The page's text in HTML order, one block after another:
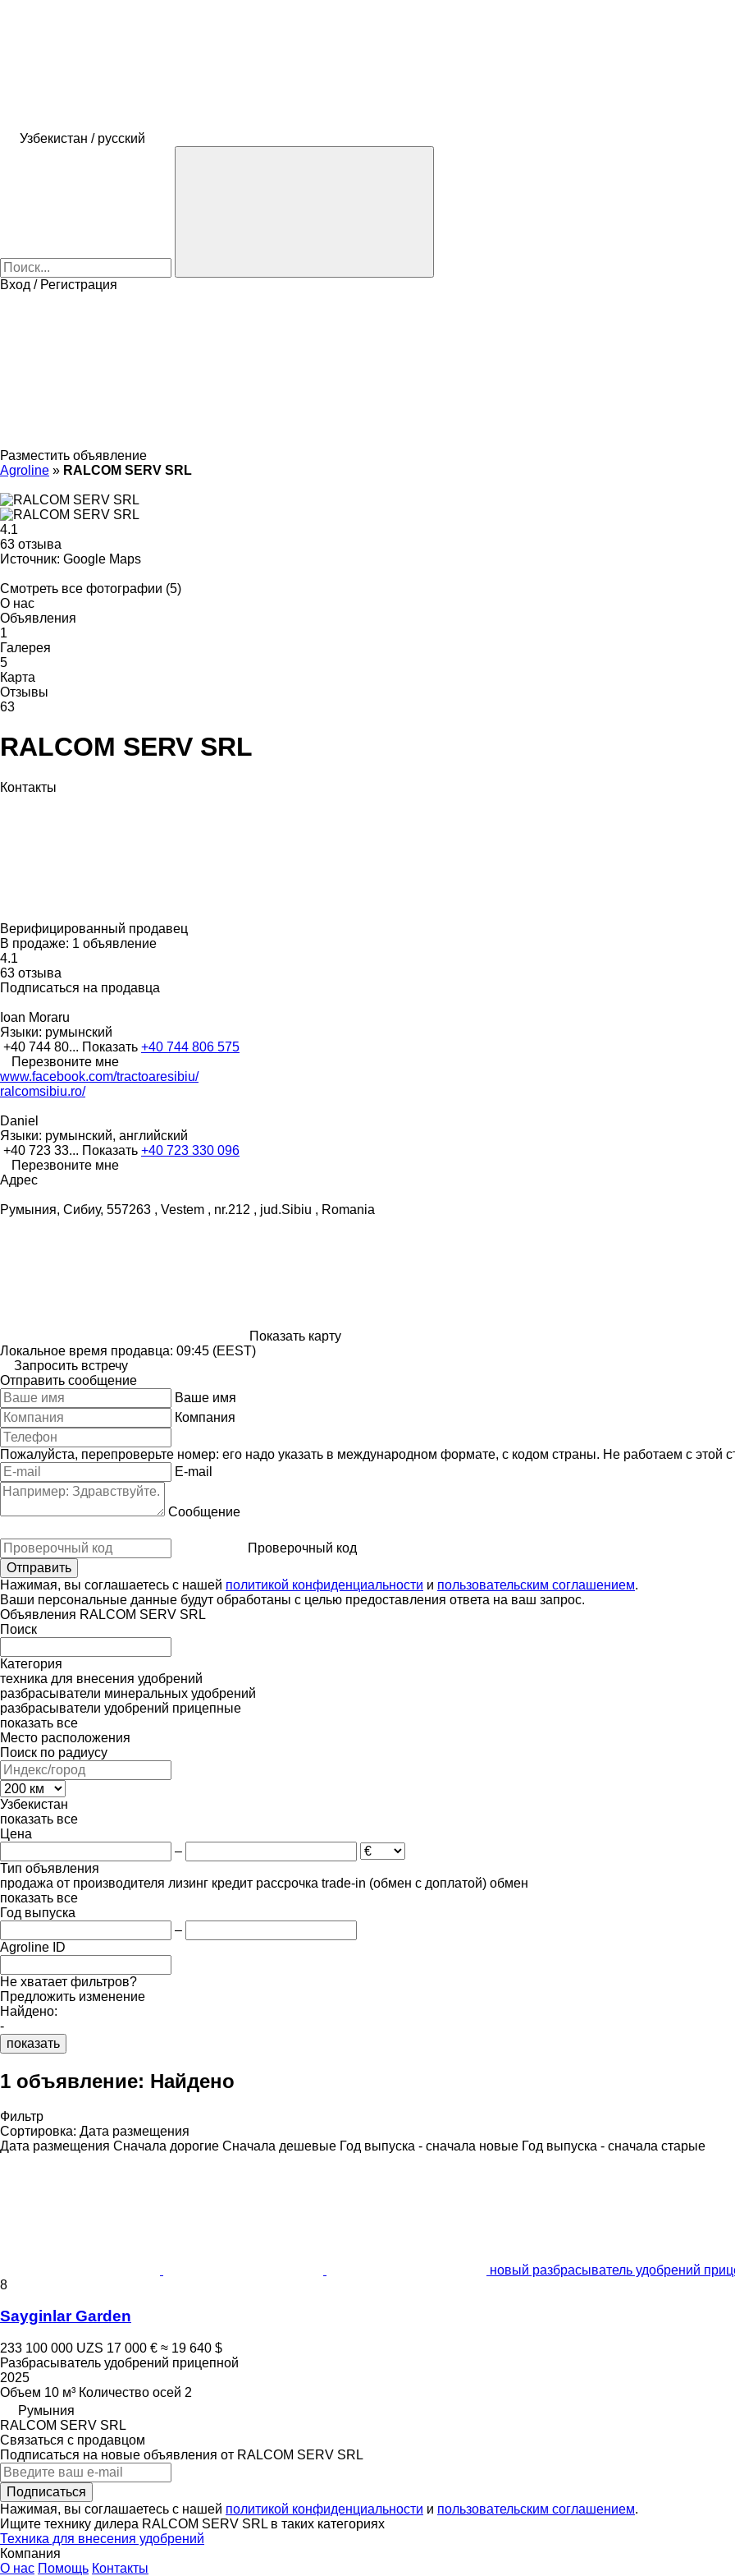
Узбекистан / русский
Вход / Регистрация
Разместить объявление
Agroline » RALCOM SERV SRL
4.1
63 отзыва
Источник: Google Maps
Смотреть все фотографии (5)
О нас
Объявления
1
Галерея
5
Карта
Отзывы
63
RALCOM SERV SRL
Контакты
Верифицированный продавец
В продаже: 1 объявление
4.1
63 отзыва
Подписаться на продавца
Ioan Moraru
Языки: румынский
+40 744 80... Показать +40 744 806 575
Перезвоните мне
www.facebook.com/tractoaresibiu/
ralcomsibiu.ro/
Daniel
Языки: румынский, английский
+40 723 33... Показать +40 723 330 096
Перезвоните мне
Адрес
Румыния, Сибиу, 557263 , Vestem , nr.212 , jud.Sibiu , Romania
Показать карту
Локальное время продавца: 09:45 (EEST)
Запросить встречу
Отправить сообщение
Ваше имя
Компания
Пожалуйста, перепроверьте номер: его надо указать в международном формате, с кодом страны. Не работаем с этой
E-mail
Сообщение
Проверочный код
Нажимая, вы соглашаетесь с нашей политикой конфиденциальности и пользовательским соглашением.
Ваши персональные данные будут обработаны с целью предоставления ответа на ваш запрос.
Объявления RALCOM SERV SRL
Поиск
Категория
техника для внесения удобрений
разбрасыватели минеральных удобрений
разбрасыватели удобрений прицепные
показать все
Место расположения
Поиск по радиусу
Узбекистан
показать все
Цена
–
Тип объявления
продажа от производителя лизинг кредит рассрочка trade-in (обмен с доплатой) обмен
показать все
Год выпуска
–
Agroline ID
Не хватает фильтров?
Предложить изменение
Найдено:
-
показать
1 объявление: Найдено
Фильтр
Сортировка: Дата размещения
Дата размещения Сначала дорогие Сначала дешевые Год выпуска - сначала новые Год выпуска - сначала старые
новый разбрасыватель удобрений
8
Sayginlar Garden
233 100 000 UZS 17 000 € ≈ 19 640 $
Разбрасыватель удобрений прицепной
2025
Объем 10 м³ Количество осей 2
Румыния
RALCOM SERV SRL
Связаться с продавцом
Подписаться на новые объявления от RALCOM SERV SRL
Подписаться
Нажимая, вы соглашаетесь с нашей политикой конфиденциальности и пользовательским соглашением.
Ищите технику дилера RALCOM SERV SRL в таких категориях
Техника для внесения удобрений
Компания
О нас Помощь Контакты